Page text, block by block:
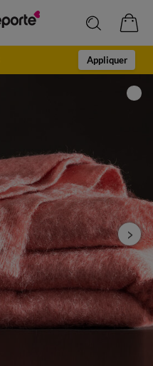
Appliquer